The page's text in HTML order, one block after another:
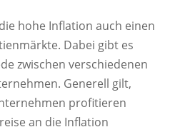
hohe Inflation auch einen
Dabei gibt es
zwischen verschiedenen
Generell gilt,
profitieren
an die Inflation